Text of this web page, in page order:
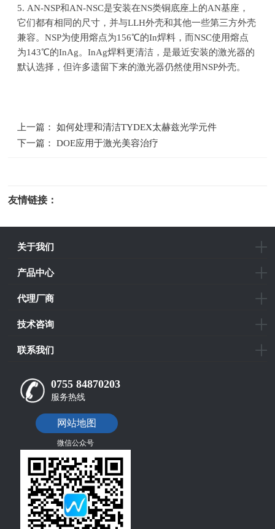
5. AN-NSP和AN-NSC是安装在NS类铜底座上的AN基座，
它们都有相同的尺寸，并与LLH外壳和其他一些第三方外壳
兼容。NSP为使用熔点为156℃的In焊料，而NSC使用熔点
为143℃的InAg。InAg焊料更清洁，是最近安装的激光器的
默认选择，但许多遗留下来的激光器仍然使用NSP外壳。
上一篇： 如何处理和清洁TYDEX太赫兹光学元件
下一篇： DOE应用于激光美容治疗
友情链接：
关于我们
产品中心
代理厂商
技术咨询
联系我们
0755 84870203
服务热线
网站地图
微信公众号